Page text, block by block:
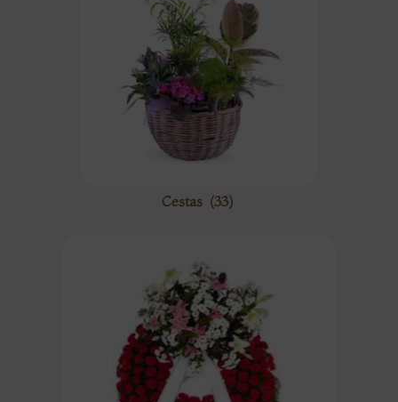
Cestas (33)